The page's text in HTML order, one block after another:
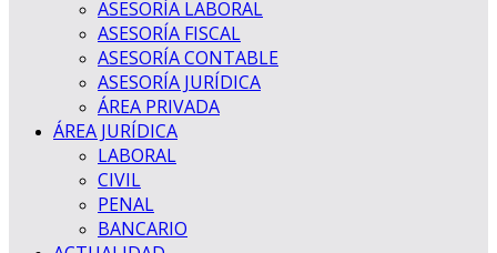
ASESORÍA LABORAL
ASESORÍA FISCAL
ASESORÍA CONTABLE
ASESORÍA JURÍDICA
ÁREA PRIVADA
ÁREA JURÍDICA
LABORAL
CIVIL
PENAL
BANCARIO